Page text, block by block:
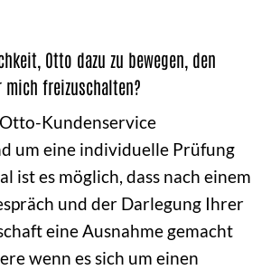
Otto dazu zu bewegen, den
mich freizuschalten?
Kundenservice
um eine individuelle Prüfung
ist es möglich, dass nach einem
und der Darlegung Ihrer
eine Ausnahme gemacht
wenn es sich um einen